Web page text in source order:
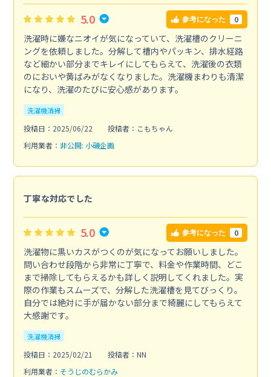
5.0 参考になった 0
洗濯時に嫌なニオイが気になっていて、洗濯槽のクリーニ
ングを依頼しました。分解して槽内やパッキン、排水経路
など細かい部分までキレイにしてもらえて、洗濯後の衣類
のにおいや黄ばみがなくなりました。洗濯機まわりも清潔
になり、洗濯のたびに安心感があります。
洗濯機清掃
投稿日：2025/06/22
投稿者：こもちゃん
利用業者： 非公開: 小磯企画
丁寧な対応でした
5.0 参考になった 0
洗濯物に黒いカスがつくのが気になってお願いしました。
問い合わせ段階から非常に丁寧で、料金や作業時間、どこ
まで掃除してもらえるかも詳しく説明してくれました。実
際の作業もスムーズで、分解した洗濯槽を見てびっくり。
自分では絶対に手が届かない部分まで綺麗にしてもらえて
大感謝です。
洗濯機清掃
投稿日：2025/02/21
投稿者：NN
利用業者： そうじのむらかみ